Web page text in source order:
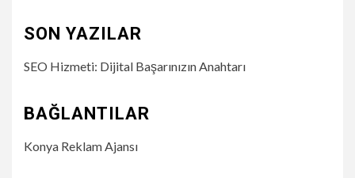
SON YAZILAR
SEO Hizmeti: Dijital Başarınızın Anahtarı
BAĞLANTILAR
Konya Reklam Ajansı